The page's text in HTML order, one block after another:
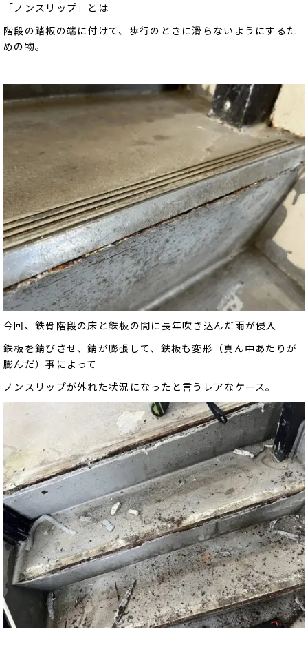
「ノンスリップ」とは
階段の踏板の端に付けて、歩行のときに滑らないようにするた
めの物。
今回、鉄骨階段の床と鉄板の間に長年吹き込んだ雨が侵入
鉄板を錆びさせ、錆が膨張して、鉄板も変形（真ん中あたりが
膨んだ）事によって
ノンスリップが外れた状況になったと言うレアなケース。